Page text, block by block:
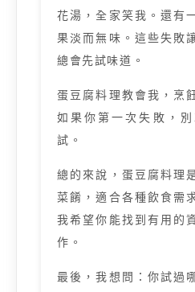
花湯，全家笑我。還有
果淡而無味。這些失敗
總會先試味道。
蛋豆腐料理教會我，烹
如果你第一次失敗，
試。
總的來說，蛋豆腐料理
菜餚，適合各種飲食需
我希望你能找到有用的
作。
最後，我想問：你試過